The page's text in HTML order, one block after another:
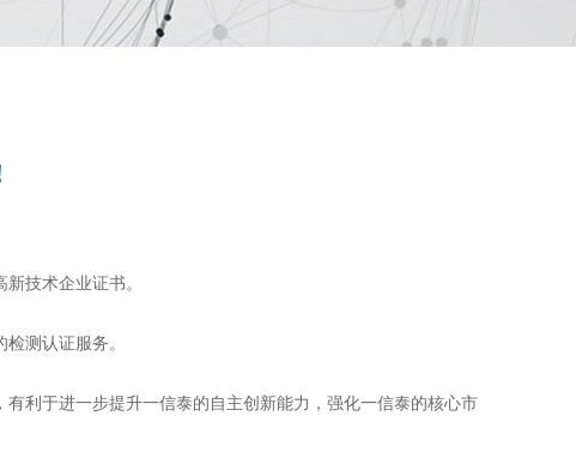
技术企业证书。
测认证服务。
利于进一步提升一信泰的自主创新能力，强化一信泰的核心市